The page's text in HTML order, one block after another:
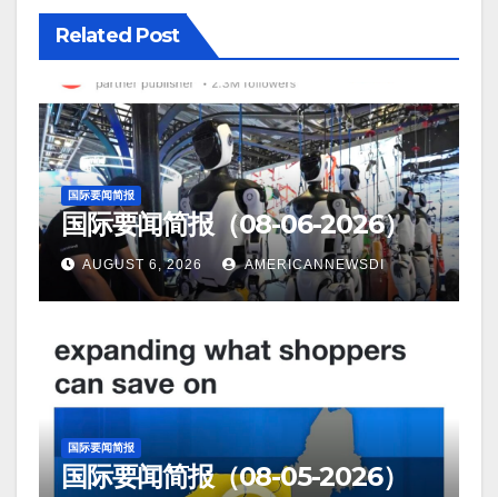
Related Post
国际要闻简报
国际要闻简报（08-06-2026）
AUGUST 6, 2026 AMERICANNEWSDI
国际要闻简报
国际要闻简报（08-05-2026）